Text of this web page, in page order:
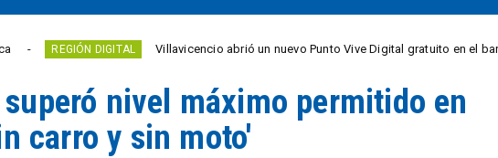
DIGITAL Villavicencio abrió un nuevo Punto Vive Digital gratuito en el barrio Porfía
nivel máximo permitido en
carro y sin moto'